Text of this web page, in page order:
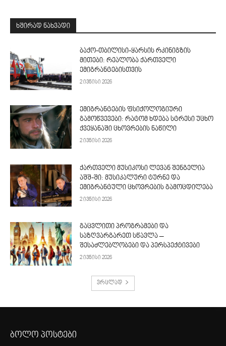
ᲮᲨᲘᲠᲐᲓ ᲜᲐᲮᲕᲐᲓᲘ
ბაქო-თბილისი-ყარსის რკინიგზის
მითები: რეალობა ქართველი
ემიგრანტებისთვის
2 ივნისი 2026
ემიგრანტების ფსიქოლოგიური
გამოწვევები: რატომ ხდება სტრესი უცხო
ქვეყანაში ცხოვრების ნაწილი
2 ივნისი 2026
ქართველი მუსიკოსი ლევან შენგელია
აშშ-ში: მუსიკალური ტურნე და
ემიგრანტული ცხოვრების გამოცდილება
2 ივნისი 2026
გაცვლითი პროგრამები და
საზღვარგარეთ სწავლა –
შესაძლებლობები და პერსპექტივები
2 ივნისი 2026
ვრცლად
ბოლო პოსტები